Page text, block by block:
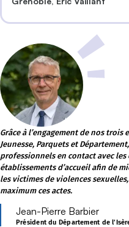
Grâce à l’engagement de nos
Jeunesse, Parquets et
professionnels en contact avec
établissements d’accueil afin de
les victimes de violences
maximum ces actes.
Jean-Pierre Barbier
Président du Département de